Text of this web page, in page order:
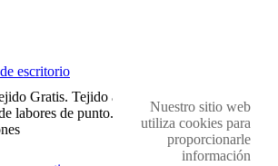
escritorio
Gratis. Tejido a dos agujas y
labores de punto. Muestras,Nuestro sitio web
utiliza cookies para
proporcionarle
información